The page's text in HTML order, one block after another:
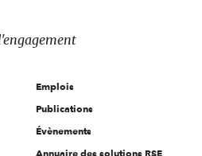
Emplois
Publications
Évènements
Annuaire des solutions RSE